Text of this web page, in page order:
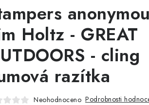
Holtz - GREAT
- cling
razítka
Neohodnoceno Podrobnosti